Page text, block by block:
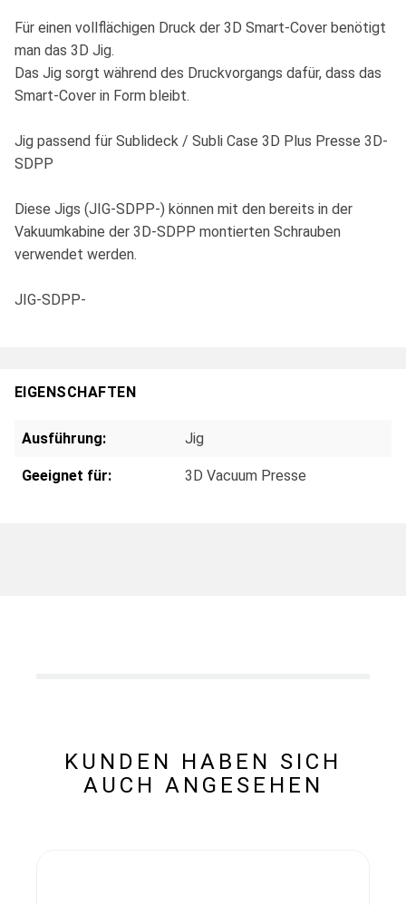
Für einen vollflächigen Druck der 3D Smart-Cover benötigt
man das 3D Jig.
Das Jig sorgt während des Druckvorgangs dafür, dass das
Smart-Cover in Form bleibt.
Jig passend für Sublideck / Subli Case 3D Plus Presse 3D-
SDPP
Diese Jigs (JIG-SDPP-) können mit den bereits in der
Vakuumkabine der 3D-SDPP montierten Schrauben
verwendet werden.
JIG-SDPP-
EIGENSCHAFTEN
Ausführung: Jig
Geeignet für: 3D Vacuum Presse
KUNDEN HABEN SICH
AUCH ANGESEHEN